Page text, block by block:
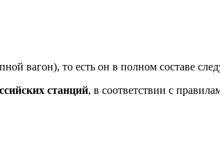
вагон), то есть он в полном составе
станций, в соответствии с